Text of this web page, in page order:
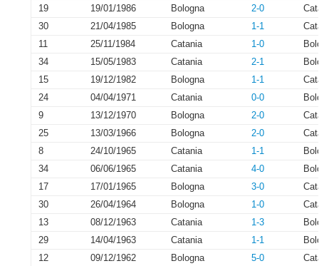
19
19/01/1986 Bologna 2-0
30
21/04/1985 Bologna 1-1
11
25/11/1984 Catania 1-0
34
15/05/1983 Catania 2-1
15
19/12/1982 Bologna 1-1
24
04/04/1971 Catania 0-0
9
13/12/1970 Bologna 2-0
25
13/03/1966 Bologna 2-0
8
24/10/1965 Catania 1-1
34
06/06/1965 Catania 4-0
17
17/01/1965 Bologna 3-0
30
26/04/1964 Bologna 1-0
13
08/12/1963 Catania 1-3
29
14/04/1963 Catania 1-1
12
09/12/1962 Bologna 5-0